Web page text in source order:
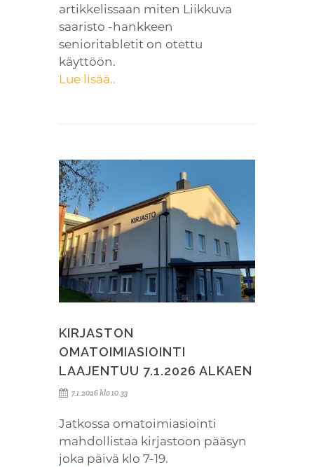
artikkelissaan miten Liikkuva
saaristo -hankkeen
senioritabletit on otettu
käyttöön.
Lue lisää..
KIRJASTON
OMATOIMIASIOINTI
LAAJENTUU 7.1.2026 ALKAEN
7.1.2026 klo 10.33
Jatkossa omatoimiasiointi
mahdollistaa kirjastoon pääsyn
joka päivä klo 7-19.